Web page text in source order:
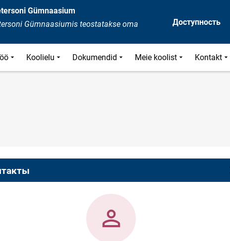
Gümnaasium
Gümnaasiumis teostatakse oma
Доступность
Koolielu Dokumendid Meie koolist Kontakt